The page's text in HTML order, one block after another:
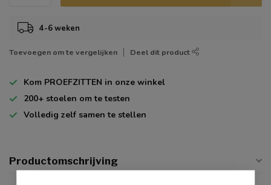
4-6 weken
Toevoegen om te vergelijken Deel dit product
Kom PROEFZITTEN in onze winkel
200+ stoelen om te testen
Volledig zelf samen te stellen
Productomschrijving